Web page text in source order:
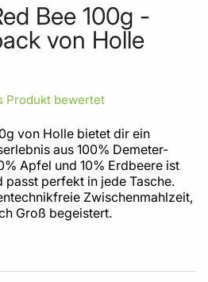
Bee 100g -
von Holle
Produkt bewertet
von Holle bietet dir ein
aus 100% Demeter-
Apfel und 10% Erdbeere ist
passt perfekt in jede Tasche.
Zwischenmahlzeit,
Groß begeistert.